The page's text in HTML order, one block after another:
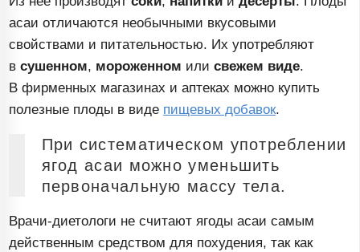
асаи отличаются необычными вкусовыми
свойствами и питательностью. Их употребляют
всушенном, мороженном илисвежем виде.
В фирменных магазинах и аптеках можно купить
полезные плоды в виде пищевых добавок.
При систематическом употреблении
ягод асаи можно уменьшить
первоначальную массу тела.
Врачи-диетологи не считают ягоды асаи самым
действенным средством для похудения, так как